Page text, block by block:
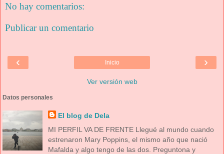
No hay comentarios:
Publicar un comentario
‹ ›
Inicio
Ver versión web
Datos personales
El blog de Dela
MI PERFIL VA DE FRENTE Llegué al mundo cuando
estrenaron Mary Poppins, el mismo año que nació
Mafalda y algo tengo de las dos. Preguntona y